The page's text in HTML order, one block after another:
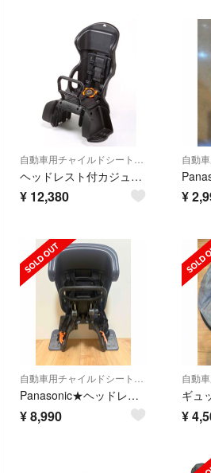
ヘッドレスト付カジュアル後チャイルドシート【NCD474S】
¥ 12,380 ¥
自動車用チャイルドシート本体
Panasonic★ヘッドレスト付ハンドル取付式チャイルドシート★ 自転車用
¥8,990 ¥